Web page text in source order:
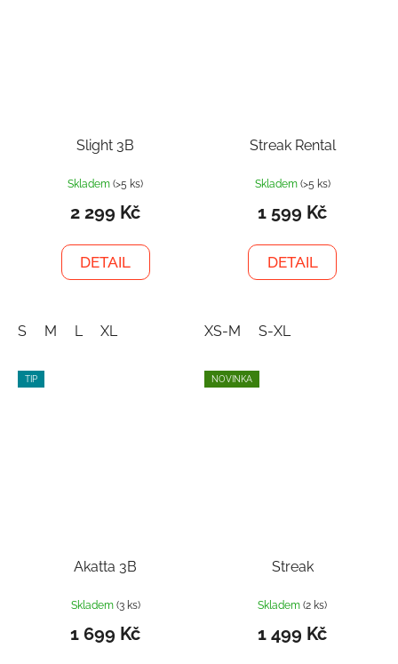
Slight 3B
Skladem(>5 ks)
2 299 Kč
DETAIL
S M L XL
Streak Rental
Skladem (>5 ks)
1 599 Kč
DETAIL
XS-M S-XL
TIP
Akatta 3B
Skladem (3 ks)
1 699 Kč
NOVINKA
Streak
Skladem (2 ks)
1 499 Kč